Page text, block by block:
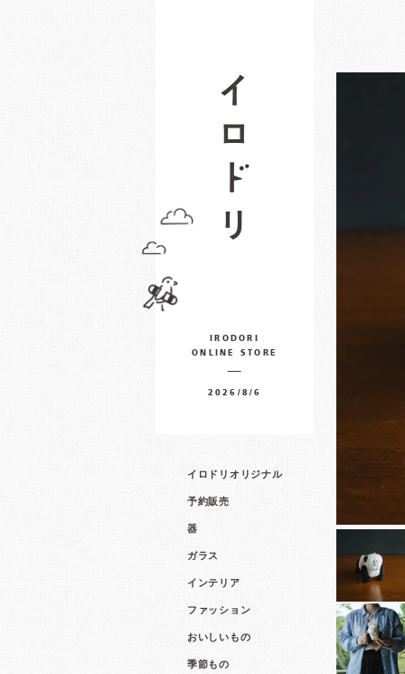
IRODORI
ONLINE STORE
2026/8/6
イロドリオリジナル
予約販売
器
ガラス
インテリア
ファッション
おいしいもの
季節もの